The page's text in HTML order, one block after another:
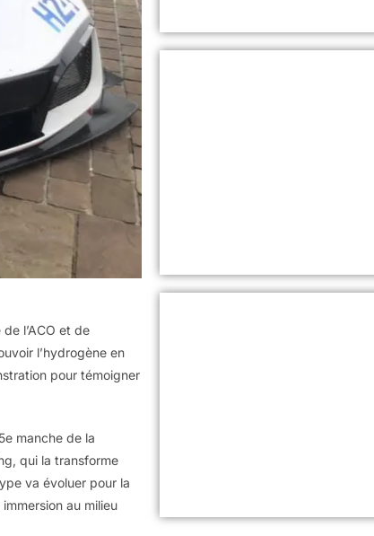
l’ACO et de
l’hydrogène en
pour témoigner
manche de la
qui la transforme
va évoluer pour la
au milieu